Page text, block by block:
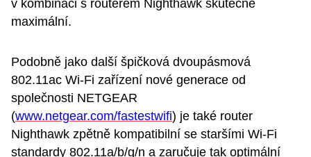
v kombinaci s routerem Nighthawk skutečně
maximální.
Podobně jako další špičková dvoupásmová
802.11ac Wi-Fi zařízení nové generace od
společnosti NETGEAR
(www.netgear.com/fastestwifi) je také router
Nighthawk zpětně kompatibilní se staršími Wi-Fi
standardy 802.11a/b/g/n a zaručuje tak optimální